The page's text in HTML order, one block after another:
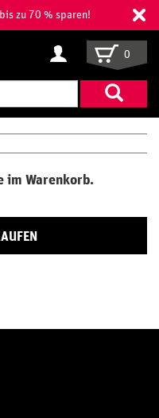
zu 70 % sparen!
Suchbegriff
eingeben
0
im Warenkorb.